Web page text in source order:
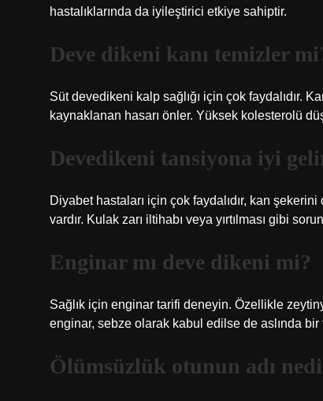
hastalıklarında da iyileştirici etkiye sahiptir.
Deve dikeni kanı temizler
Süt devedikeni kalp sağlığı için çok faydalıdır.
kaynaklanan hasarı önler. Yüksek kolesterolü
Devedikeni tansiyona iyi
Diyabet hastaları için çok faydalıdır, kan
vardır. Kulak zarı iltihabı veya yırtılması gibi
Enginar mı deve dikeni mi?
Sağlık için enginar tarifi deneyin. Özellikle
enginar, sebze olarak kabul edilse de aslında bir
Ölümsüzlük otunun adı